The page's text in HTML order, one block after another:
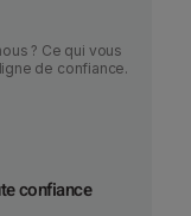
? Ce qui vous
de confiance.
confiance